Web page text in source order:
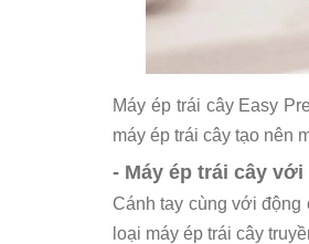
Máy ép trái cây Easy
máy ép trái cây tạo nên
- Máy ép trái cây
Cánh tay cùng với
loại máy ép trái cây